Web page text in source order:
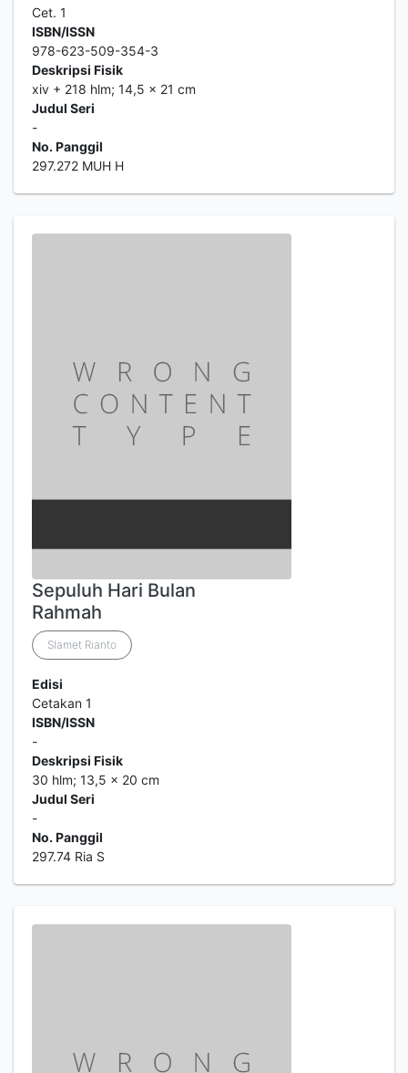
Cet. 1
ISBN/ISSN
978-623-509-354-3
Deskripsi Fisik
xiv + 218 hlm; 14,5 x 21 cm
Judul Seri
-
No. Panggil
297.272 MUH H
Sepuluh Hari Bulan
Rahmah
Slamet Rianto
Edisi
Cetakan 1
ISBN/ISSN
-
Deskripsi Fisik
30 hlm; 13,5 x 20 cm
Judul Seri
-
No. Panggil
297.74 Ria S